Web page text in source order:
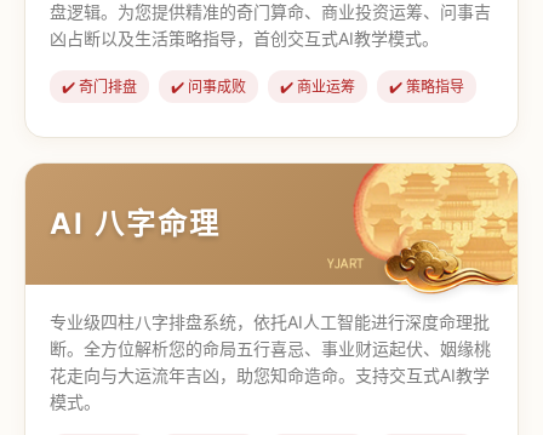
盘逻辑。为您提供精准的奇门算命、商业投资运筹、问事吉
凶占断以及生活策略指导，首创交互式AI教学模式。
✔️ 奇门排盘 ✔️ 问事成败 ✔️ 商业运筹 ✔️ 策略指导
【道家奇门】 【传统奇门】
AI 八字命理
专业级四柱八字排盘系统，依托AI人工智能进行深度命理批
断。全方位解析您的命局五行喜忌、事业财运起伏、姻缘桃
花走向与大运流年吉凶，助您知命造命。支持交互式AI教学
模式。